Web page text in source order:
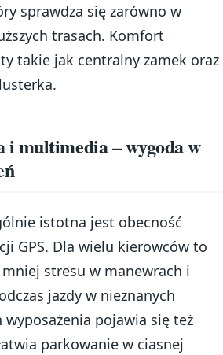
sprawdza się zarówno w
trasach. Komfort
takie jak centralny zamek oraz
i multimedia – wygoda w
istotna jest obecność
GPS. Dla wielu kierowców to
mniej stresu w manewrach i
jazdy w nieznanych
wyposażenia pojawia się też
parkowanie w ciasnej